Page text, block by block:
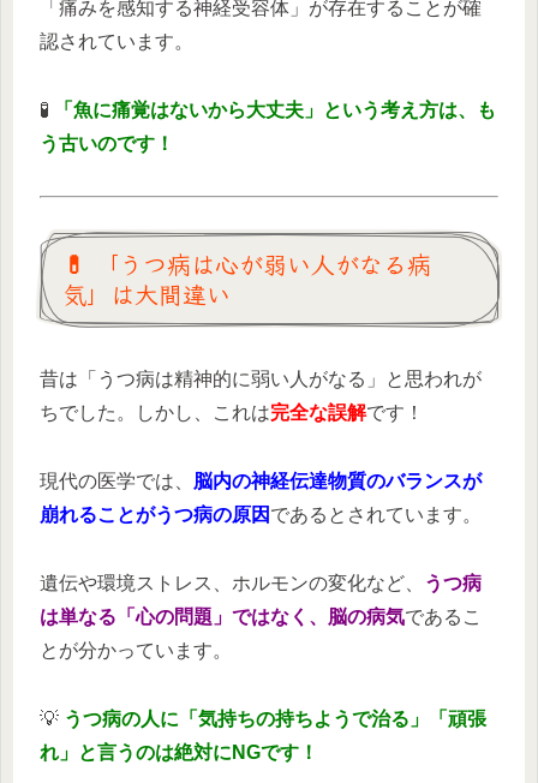
「痛みを感知する神経受容体」が存在することが確
認されています。
🧪
「魚に痛覚はないから大丈夫」という考え方は、も
う古いのです！
💊 「うつ病は心が弱い人がなる病
気」は大間違い
昔は「うつ病は精神的に弱い人がなる」と思われが
ちでした。しかし、これは完全な誤解です！
現代の医学では、 脳内の神経伝達物質のバランスが
崩れることがうつ病の原因 であるとされています。
遺伝や環境ストレス、ホルモンの変化など、
うつ病
は単なる「心の問題」ではなく、脳の病気であるこ
とが分かっています。
💡 うつ病の人に「気持ちの持ちようで治る」「頑張
れ」と言うのは絶対にNGです！